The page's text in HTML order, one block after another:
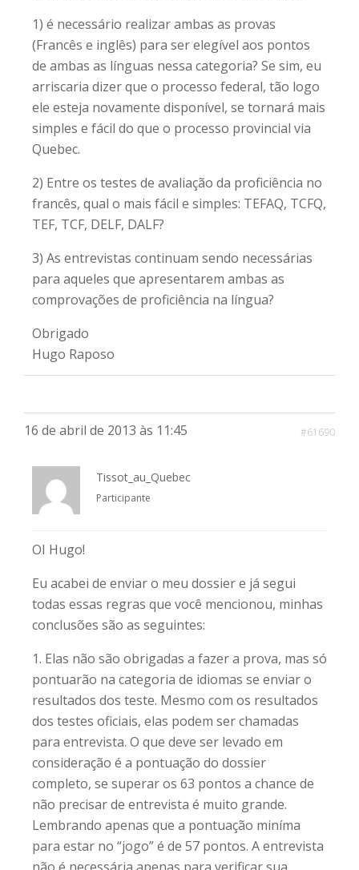
1) é necessário realizar ambas as provas
(Francês e inglês) para ser elegível aos pontos
de ambas as línguas nessa categoria? Se sim, eu
arriscaria dizer que o processo federal, tão logo
ele esteja novamente disponível, se tornará mais
simples e fácil do que o processo provincial via
Quebec.
2) Entre os testes de avaliação da proficiência no
francês, qual o mais fácil e simples: TEFAQ, TCFQ,
TEF, TCF, DELF, DALF?
3) As entrevistas continuam sendo necessárias
para aqueles que apresentarem ambas as
comprovações de proficiência na língua?
Obrigado
Hugo Raposo
16 de abril de 2013 às 11:45 #61690
Tissot_au_Quebec
Participante
OI Hugo!
Eu acabei de enviar o meu dossier e já segui
todas essas regras que você mencionou, minhas
conclusões são as seguintes:
1. Elas não são obrigadas a fazer a prova, mas só
pontuarão na categoria de idiomas se enviar o
resultados dos teste. Mesmo com os resultados
dos testes oficiais, elas podem ser chamadas
para entrevista. O que deve ser levado em
consideração é a pontuação do dossier
completo, se superar os 63 pontos a chance de
não precisar de entrevista é muito grande.
Lembrando apenas que a pontuação miníma
para estar no “jogo” é de 57 pontos. A entrevista